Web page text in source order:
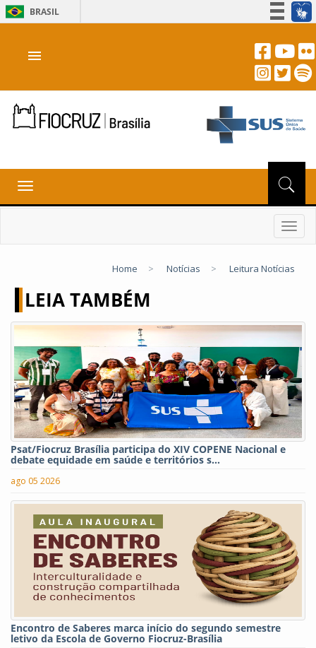
BRASIL
Acesso à informação
Canais
menu
Toggle
navigation
Home > Notícias > Leitura Notícias
LEIA TAMBÉM
Psat/Fiocruz Brasília participa do XIV COPENE Nacional e
debate equidade em saúde e territórios s...
ago 05 2026
Encontro de Saberes marca início do segundo semestre
letivo da Escola de Governo Fiocruz-Brasília